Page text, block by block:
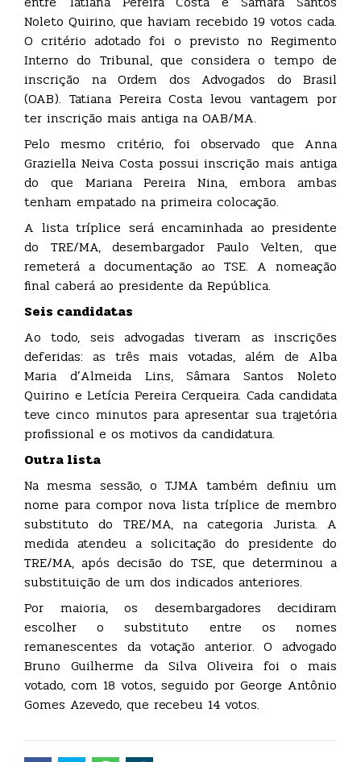
Noleto Quirino, que haviam recebido 19 votos cada.
O critério adotado foi o previsto no Regimento
Interno do Tribunal, que considera o tempo de
inscrição na Ordem dos Advogados do Brasil
(OAB). Tatiana Pereira Costa levou vantagem por
ter inscrição mais antiga na OAB/MA.
Pelo mesmo critério, foi observado que Anna
Graziella Neiva Costa possui inscrição mais antiga
do que Mariana Pereira Nina, embora ambas
tenham empatado na primeira colocação.
A lista tríplice será encaminhada ao presidente
do TRE/MA, desembargador Paulo Velten, que
remeterá a documentação ao TSE. A nomeação
final caberá ao presidente da República.
Seis candidatas
Ao todo, seis advogadas tiveram as inscrições
deferidas: as três mais votadas, além de Alba
Maria d’Almeida Lins, Sâmara Santos Noleto
Quirino e Letícia Pereira Cerqueira. Cada candidata
teve cinco minutos para apresentar sua trajetória
profissional e os motivos da candidatura.
Outra lista
Na mesma sessão, o TJMA também definiu um
nome para compor nova lista tríplice de membro
substituto do TRE/MA, na categoria Jurista. A
medida atendeu a solicitação do presidente do
TRE/MA, após decisão do TSE, que determinou a
substituição de um dos indicados anteriores.
Por maioria, os desembargadores decidiram
escolher o substituto entre os nomes
remanescentes da votação anterior. O advogado
Bruno Guilherme da Silva Oliveira foi o mais
votado, com 18 votos, seguido por George Antônio
Gomes Azevedo, que recebeu 14 votos.